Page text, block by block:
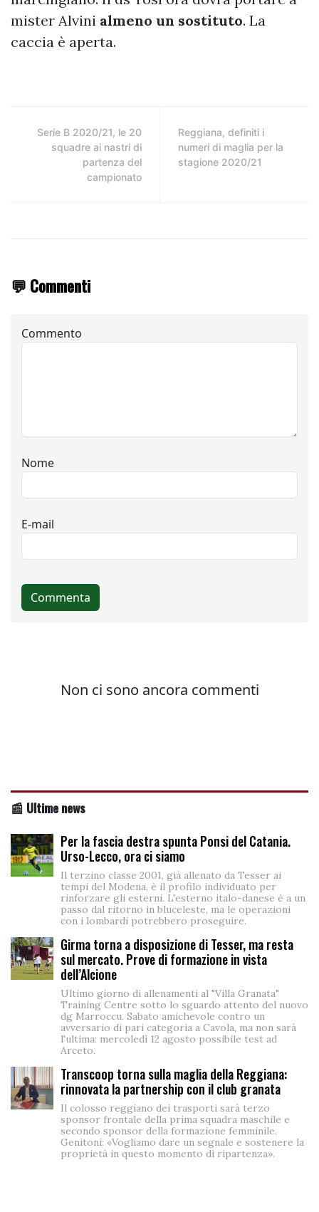
mister Alvini almeno un sostituto. La
caccia è aperta.
Serie B 2020/21, le 20
squadre ai nastri di
partenza del
campionato
Reggiana, definiti i
numeri di maglia per la
stagione 2020/21
💬 Commenti
📰 Ultime news
Per la fascia destra spunta Ponsi del Catania.
Urso-Lecco, ora ci siamo
Il terzino classe 2001, già allenato da Tesser ai
tempi del Modena, è il profilo individuato per
rinforzare gli esterni. L'esterno italo-danese è a un
passo dal ritorno in bluceleste, ma le operazioni
con i lombardi potrebbero proseguire.
Girma torna a disposizione di Tesser, ma resta
sul mercato. Prove di formazione in vista
dell’Alcione
Ultimo giorno di allenamenti al "Villa Granata"
Training Centre sotto lo sguardo attento del nuovo
dg Marroccu. Sabato amichevole contro un
avversario di pari categoria a Cavola, ma non sarà
l'ultima: mercoledì 12 agosto possibile test ad
Arceto.
Transcoop torna sulla maglia della Reggiana:
rinnovata la partnership con il club granata
Il colosso reggiano dei trasporti sarà terzo
sponsor frontale della prima squadra maschile e
secondo sponsor della formazione femminile.
Genitoni: «Vogliamo dare un segnale e sostenere la
proprietà in questo momento di ripartenza».